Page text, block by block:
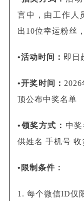
言中，由工作人
出10位幸运粉丝
•活动时间： 即日
•开奖时间：
顶公布中奖名单
•领奖方式： 中
供姓名 手机号
•限制条件：
1. 每个微信ID仅